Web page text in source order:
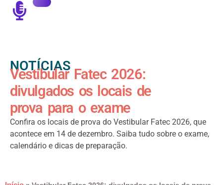
NOTÍCIAS
Vestibular Fatec 2026:
divulgados os locais de
prova para o exame
Confira os locais de prova do Vestibular Fatec 2026, que
acontece em 14 de dezembro. Saiba tudo sobre o exame,
calendário e dicas de preparação.